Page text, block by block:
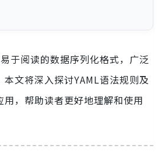
于阅读的数据序列化格式，广泛
文将深入探讨YAML语法规则及
，帮助读者更好地理解和使用